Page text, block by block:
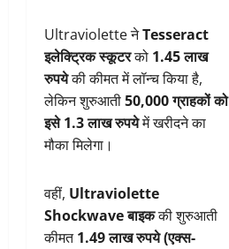
Ultraviolette नेTesseract
इलेक्ट्रिक स्कूटरको 1.45 लाख
रुपयेकी कीमत में लॉन्च किया है,
लेकिन शुरुआती50,000 ग्राहकों को
इसे 1.3 लाख रुपयेमें खरीदने का
मौका मिलेगा।
वहीं, Ultraviolette
Shockwave बाइककी शुरुआती
कीमत1.49 लाख रुपये (एक्स-